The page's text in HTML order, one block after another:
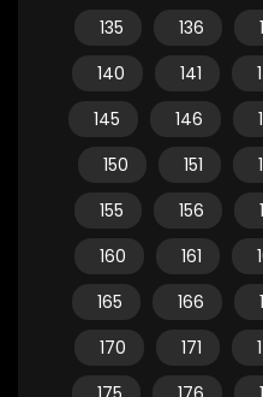
135
136
140
141
145
146
150
151
155
156
160
161
165
166
170
171